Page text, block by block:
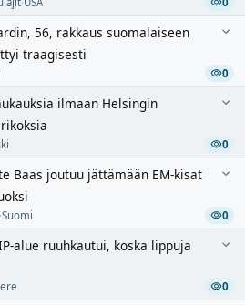
56, rakkaus suomalaiseen
traagisesti
0
ilmaan Helsingin
0
Baas joutuu jättämään EM-kisat
·Suomi 0
alue ruuhkautui, koska lippuja
0